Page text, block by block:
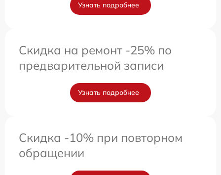
Узнать подробнее
Скидка на ремонт -25% по
предварительной записи
Узнать подробнее
Скидка -10% при повторном
обращении